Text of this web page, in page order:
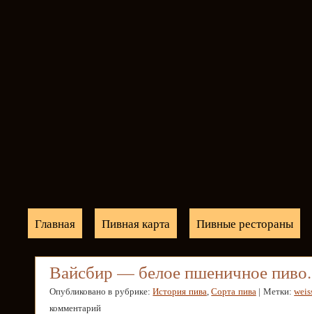
Главная Пивная карта Пивные рестораны
Вайсбир — белое пшеничное
Опубликовано в рубрике:История пива,Сорта пива| Метки:
комментарий